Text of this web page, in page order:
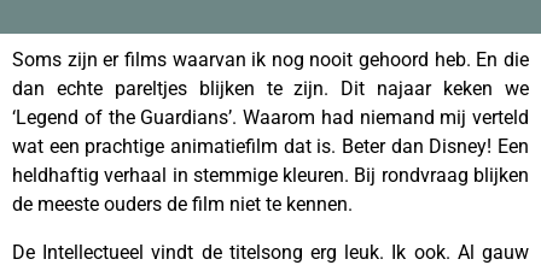
Soms zijn er films waarvan ik nog nooit gehoord heb. En die
dan echte pareltjes blijken te zijn. Dit najaar keken we
‘Legend of the Guardians’. Waarom had niemand mij verteld
wat een prachtige animatiefilm dat is. Beter dan Disney! Een
heldhaftig verhaal in stemmige kleuren. Bij rondvraag blijken
de meeste ouders de film niet te kennen.
De Intellectueel vindt de titelsong erg leuk. Ik ook. Al gauw